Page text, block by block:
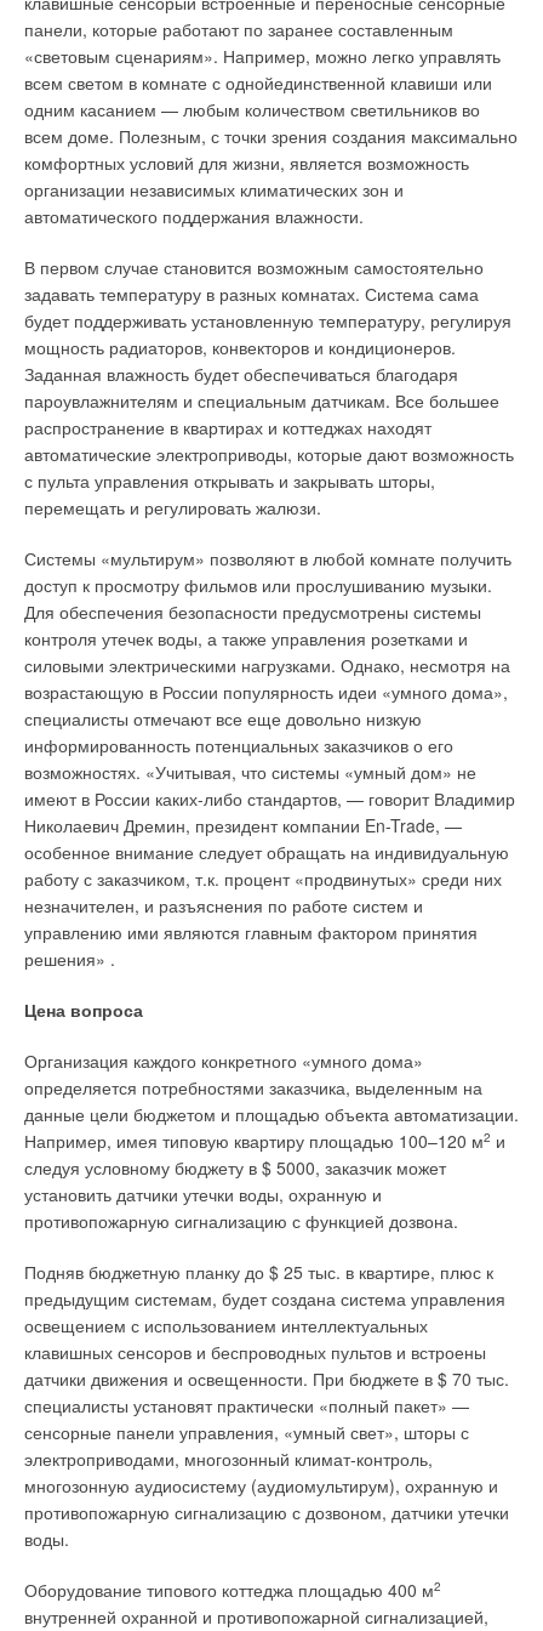
панели, которые работают по заранее составленным
«световым сценариям». Например, можно легко управлять
всем светом в комнате с однойединственной клавиши или
одним касанием — любым количеством светильников во
всем доме. Полезным, с точки зрения создания максимально
комфортных условий для жизни, является возможность
организации независимых климатических зон и
автоматического поддержания влажности.
В первом случае становится возможным самостоятельно
задавать температуру в разных комнатах. Система сама
будет поддерживать установленную температуру, регулируя
мощность радиаторов, конвекторов и кондиционеров.
Заданная влажность будет обеспечиваться благодаря
пароувлажнителям и специальным датчикам. Все большее
распространение в квартирах и коттеджах находят
автоматические электроприводы, которые дают возможность
с пульта управления открывать и закрывать шторы,
перемещать и регулировать жалюзи.
Системы «мультирум» позволяют в любой комнате получить
доступ к просмотру фильмов или прослушиванию музыки.
Для обеспечения безопасности предусмотрены системы
контроля утечек воды, а также управления розетками и
силовыми электрическими нагрузками. Однако, несмотря на
возрастающую в России популярность идеи «умного дома»,
специалисты отмечают все еще довольно низкую
информированность потенциальных заказчиков о его
возможностях. «Учитывая, что системы «умный дом» не
имеют в России каких-либо стандартов, — говорит Владимир
Николаевич Дремин, президент компании En-Trade, —
особенное внимание следует обращать на индивидуальную
работу с заказчиком, т.к. процент «продвинутых» среди них
незначителен, и разъяснения по работе систем и
управлению ими являются главным фактором принятия
решения» .
Цена вопроса
Организация каждого конкретного «умного дома»
определяется потребностями заказчика, выделенным на
данные цели бюджетом и площадью объекта автоматизации.
Например, имея типовую квартиру площадью 100–120 м2 и
следуя условному бюджету в $ 5000, заказчик может
установить датчики утечки воды, охранную и
противопожарную сигнализацию с функцией дозвона.
Подняв бюджетную планку до $ 25 тыс. в квартире, плюс к
предыдущим системам, будет создана система управления
освещением с использованием интеллектуальных
клавишных сенсоров и беспроводных пультов и встроены
датчики движения и освещенности. При бюджете в $ 70 тыс.
специалисты установят практически «полный пакет» —
сенсорные панели управления, «умный свет», шторы с
электроприводами, многозонный климат-контроль,
многозонную аудиосистему (аудиомультирум), охранную и
противопожарную сигнализацию с дозвоном, датчики утечки
воды.
Оборудование типового коттеджа площадью 400 м2
внутренней охранной и противопожарной сигнализацией,
жизни спокойной»:…Еще обращу очи на вещи приятны,
Которыми зрение мое веселится, И чем место здешнее
отвсюду красится. Малы пригорки зрятся, а при них долины;
Различных трав множество, благовонны крины Там с
прочими цветами растут под ногами…(Антиох Кантемир, «О
жизни спокойной»)
В 1775 г. усадьбу приобрела Екатерина Вторая, и в том же
архитектору Василию Баженову. Увы, через 10 лет
венценосная заказчица повелела сровнять с землей
практически готовый ансамбль. По преданию, увидев дворец,
она воскликнула: «Это острог, а не дворец!», и тут же
приказала сломать его и построить новый… Увы, преемник
Баженова, его гениальный ученик Матвей Казаков, также
потерпел неудачу.
После смерти Фелицы недостроенный дворец был заброшен
на долгие два века… Все изменилось совсем недавно.
погибающего памятника. Комплекс реставрируется и
достраивается в соответствии с эскизами Казакова. Но,
помимо реконструкции зданий, задумано было превратить
знаменитые пруды в истинное чудо ландшафтной
архитектуры.
Для этого в одном из крупнейших водоемов — Среднем —
устанавливается уникальный светодинамический
музыкальный фонтан, который, безусловно, станет не только
местной, но и общероссийской достопримечательностью —
ведь такое сооружение впервые в мире будет работать в
естественной среде, со своей растительностью и животным
миром. Этот фонтан будет поражать не только красотой. Его
техническая «начинка» тоже потрясает.
Целый комплекс из 82 современных насосов (Grundfos типа
SP) был объединен специалистами компании «Эдлайн» в
своеобразный «орган», управляемый по специально
Каждая из 915 струй сооружения, поднимающаяся на высоту
до 15 м, будет точно соответствовать
светомузыкальномурешению. Световые эффекты обеспечат
2583 светильников, также подчиняющихся компьютеру.
Музыкальное сопровождение на основе российской классики
максимально соответствует духу этого исторического места.
меняться комбинация струй фонтана, интенсивность света,
характер иллюминаций. Планируются различные программы
его работы, целая палитра лазерных и проекционных
эффектов для каждого праздника, устраиваемого в музее-
заповеднике.
Фонтаны Рая
«…День за днем слоны и рабы, выбиваясь из сил, тащили
под жгучим солнцем бесконечные ведра с водой вверх по
склону Утеса. Все глаза были прикованы к Утесу Демона и
крошечным фигуркам, движущимся по его вершине… …
Один за другим, словно по волшебству возникнув из-под
земли, взметнулись к безоблачному небу тонкие водяные
Доступны все функции контроля, мониторинга потребления
электроэнергии, управление системами по расписанию
пользователя и оперативное отслеживание ошибок, аварий и
неисправности систем. Однако при всей своей гибкости и
функциональности для полноценного контроля над VRF-
системой протокол BACnet требует серьезных усилий
профессионального системного интегратора.
внедрять полноценную систему диспетчеризации здания, но
при этом требует центрального управления системой
кондиционирования воздуха при помощи персонального
компьютера и, что особенно важно, учета расхода
электроэнергии каждым внутренним блоком VRF-системы. В
этом случае оптимальным вариантом будет программа
Interactive Intelligence для систем Toshiba SMMS, вернее,
комплект для компьютерного управления SMMS — RBC-
WP1.
Intelligence (требуется Windows XP), ключ активации и PCI
плату-адаптер для ПК. Работа программы Interactive
Intelligence базируется на протоколе LonWorks и для
построения управления в системе должен присутствовать
адаптер LnInterface TCB-IFLN640TLE, возможности и
функции которого уже описывались ранее.
Достоинство этого решения заключается в том, что все
необходимые усилия по взаимной интеграции внутреннего
протокола Toshiba TCClink и протокола LonWorks уже
сделаны, и для конфигурации системы не требуется
привлечения стороннего системного интегратора.
Программа Interactive Intelligence позволяет контролировать
до 1024 внутренних блоков (до 16 адаптеров LnInterface).
Система кондиционирования в программе Interactive
Intelligence может быть визуализирована на реальном плане
оператора параметров каждого внутреннего блока.
Кроме того, в программу можно интегрировать управление
работой приточных установок. Широчайшие возможности по
индивидуальной настройке программы под конкретный
проект позволяют выполнить практически любые требования
заказчика. Для учета потребления электроэнергии системой
Toshiba SMMS и выставления счетов потребителям по
итогам месяца к комплекту RBC-WP1 с программой
комплект RBC-EM1-PE, состоящий из импульсного счетчика,
трансформатора и дополнительного программного модуля.
Один счетчик может обслуживать до шести внешних блоков
системы SMMS. Общее потребление электроэнергии
внешним блоком расписывается на каждый отдельный
внутренний блок в зависимости от индивидуального расхода
хладагента. Отчет по потреблению электроэнергии
конфигурируется по желанию заказчика и может
представлять собой счет за месяц по заданному набору
внутренних блоков.
Для удобства дальнейшей обработки данных отчет может
быть конвертирован в стандартный файл MS Exсel. В